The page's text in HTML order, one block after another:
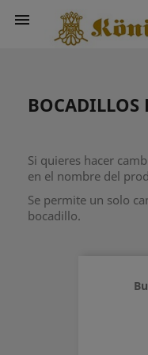

BOCADILLOS
Si quieres hacer
en el nombre del
Se permite un solo
bocadillo.